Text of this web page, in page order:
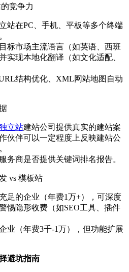
竞争力
站在PC、手机、平板等多个终端
标市场主流语言（如英语、西班
实现本地化翻译（如文化适配、
结构优化、XML网站地图自动
立站建站公司提供真实的建站案
伙伴可以一定程度上反映建站公
务商是否提供关键词排名报告。
vs 模板站
足的企业（年费1万+），可深度
惕隐形收费（如SEO工具、插件
业（年费3千-1万），但功能扩展
避坑指南